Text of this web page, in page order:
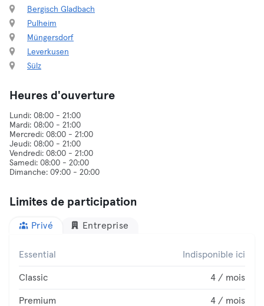
Bergisch Gladbach
Pulheim
Müngersdorf
Leverkusen
Sülz
Heures d'ouverture
Lundi: 08:00 - 21:00
Mardi: 08:00 - 21:00
Mercredi: 08:00 - 21:00
Jeudi: 08:00 - 21:00
Vendredi: 08:00 - 21:00
Samedi: 08:00 - 20:00
Limites de participation
Privé Entreprise
Essential Indisponible ici
Classic 4 / mois
Premium 4 / mois